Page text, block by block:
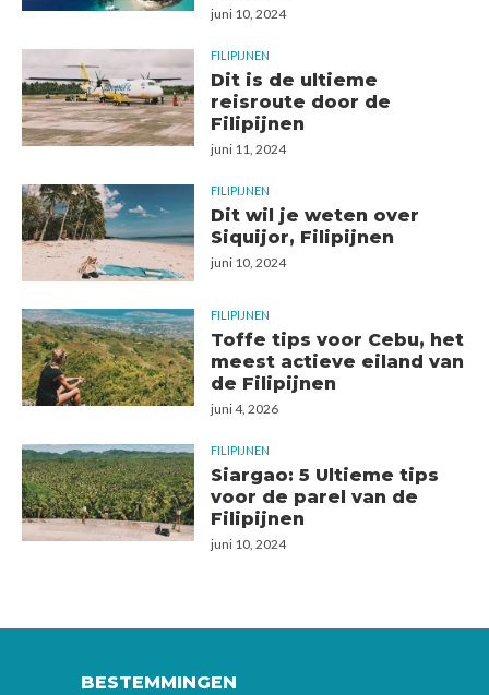
juni 10, 2024
FILIPIJNEN
Dit is de ultieme
reisroute door de
Filipijnen
juni 11, 2024
FILIPIJNEN
Dit wil je weten over
Siquijor, Filipijnen
juni 10, 2024
FILIPIJNEN
Toffe tips voor Cebu, het
meest actieve eiland van
de Filipijnen
juni 4, 2026
FILIPIJNEN
Siargao: 5 Ultieme tips
voor de parel van de
Filipijnen
juni 10, 2024
BESTEMMINGEN